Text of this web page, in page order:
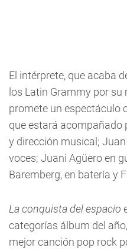
El intérprete, que acaba
los Latin Grammy por su
promete un espectáculo
que estará acompañado
y dirección musical;
voces; Juani Agüero en
Baremberg, en batería y
La conquista del espacio
categorías álbum del
mejor canción pop rock